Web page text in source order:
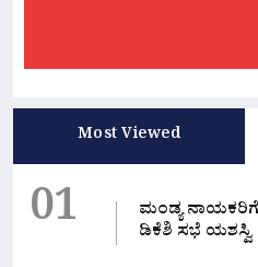
Most Viewed
01
ಮಂಡ್ಯ
ಡಿಕೆಶಿ ಸಭೆ ಯಶಸ್ವಿ